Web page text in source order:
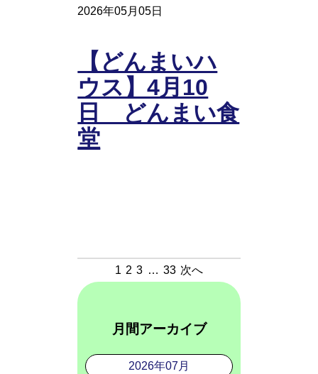
月間アーカイブ
2026年07月
2026年05月05日
【どんまいハ
ウス】4月10
日 どんまい食
堂
1 2 3 … 33 次へ